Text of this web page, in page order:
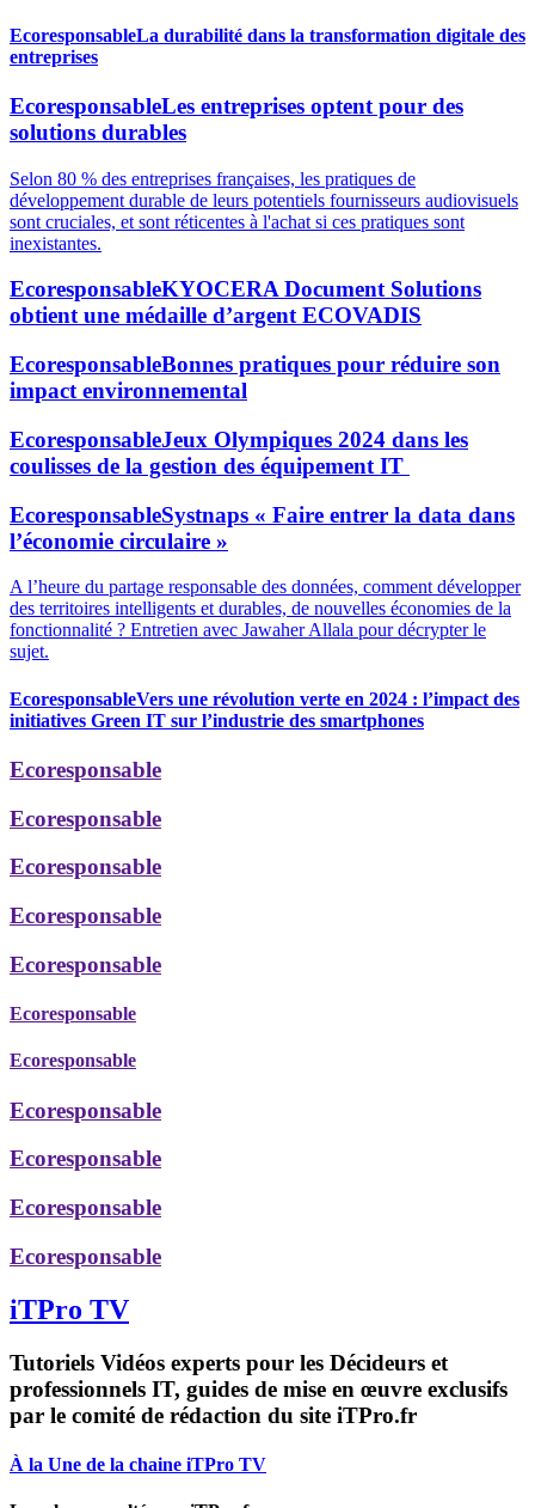
EcoresponsableLa durabilité dans la transformation digitale des
entreprises
EcoresponsableLes entreprises optent pour des
solutions durables
Selon 80 % des entreprises françaises, les pratiques de
développement durable de leurs potentiels fournisseurs audiovisuels
sont cruciales, et sont réticentes à l'achat si ces pratiques sont
inexistantes.
EcoresponsableKYOCERA Document Solutions
obtient une médaille d’argent ECOVADIS
EcoresponsableBonnes pratiques pour réduire son
impact environnemental
EcoresponsableJeux Olympiques 2024 dans les
coulisses de la gestion des équipement IT
EcoresponsableSystnaps « Faire entrer la data dans
l’économie circulaire »
A l’heure du partage responsable des données, comment développer
des territoires intelligents et durables, de nouvelles économies de la
fonctionnalité ? Entretien avec Jawaher Allala pour décrypter le
sujet.
EcoresponsableVers une révolution verte en 2024 : l’impact des
initiatives Green IT sur l’industrie des smartphones
Ecoresponsable
Ecoresponsable
Ecoresponsable
Ecoresponsable
Ecoresponsable
Ecoresponsable
Ecoresponsable
Ecoresponsable
Ecoresponsable
Ecoresponsable
Ecoresponsable
iTPro TV
Tutoriels Vidéos experts pour les Décideurs et
professionnels IT, guides de mise en œuvre exclusifs
par le comité de rédaction du site iTPro.fr
À la Une de la chaine iTPro TV